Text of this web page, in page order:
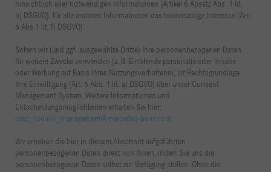
hinsichtlich aller notwendigen Informationen (Artikel 6 Absatz Abs. 1 lit.
b) DSGVO), für alle anderen Informationen das beiderseitige Interesse (Art.
6 Abs.1 lit. f) DSGVO).
Sofern wir (und ggf. ausgewählte Dritte) Ihre personenbezogenen Daten
für weitere Zwecke verwenden (z. B. Einblende personalisierter Inhalte
oder Werbung auf Basis Ihres Nutzungsverhaltens), ist Rechtsgrundlage
Ihre Einwilligung (Art. 6 Abs. 1 lit. a) DSGVO) über unser Consent
Management System. Weitere Informationen und
Entscheidungsmöglichkeiten erhalten Sie hier:
cmp_licence_management@mercedes-benz.com.
Wir erheben die hier in diesem Abschnitt aufgeführten
personenbezogenen Daten direkt von Ihnen, indem Sie uns die
personenbezogenen Daten selbst zur Verfügung stellen. Ohne die